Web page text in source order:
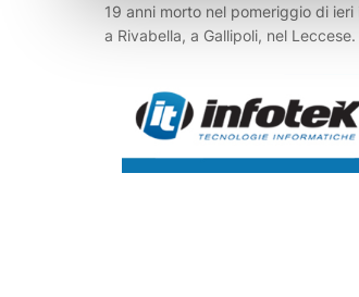
19 anni morto nel pomeriggio di ieri
a Rivabella, a Gallipoli, nel Leccese.
candidata alla presidenza della
il centrodestra alla scorse elezioni,
vacanza in Salento con alcuni
giovane stava facendo il bagno